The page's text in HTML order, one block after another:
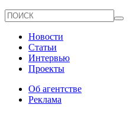
Новости
Статьи
Интервью
Проекты
Об агентстве
Реклама